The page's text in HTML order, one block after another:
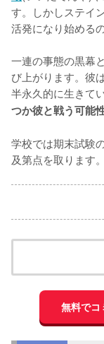
す。しかしステイ
活発になり始める
一連の事態の黒幕
び上がります。彼
半永久的に生きて
つか彼と戦う可能
学校では期末試験
及第点を取ります。
無料でコ